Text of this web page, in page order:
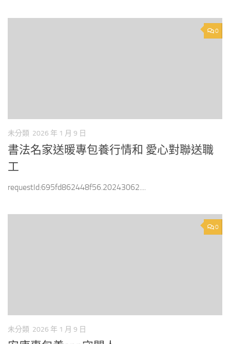
0
未分類 2026 年 1 月 9 日
書法名家送暖專包養行情和 愛心對聯送職
工
requestId:695fd862448f56.20243062....
0
未分類 2026 年 1 月 9 日